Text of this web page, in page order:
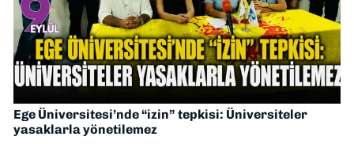
Ege Üniversitesi’nde “izin” tepkisi: Üniversiteler
yasaklarla yönetilemez